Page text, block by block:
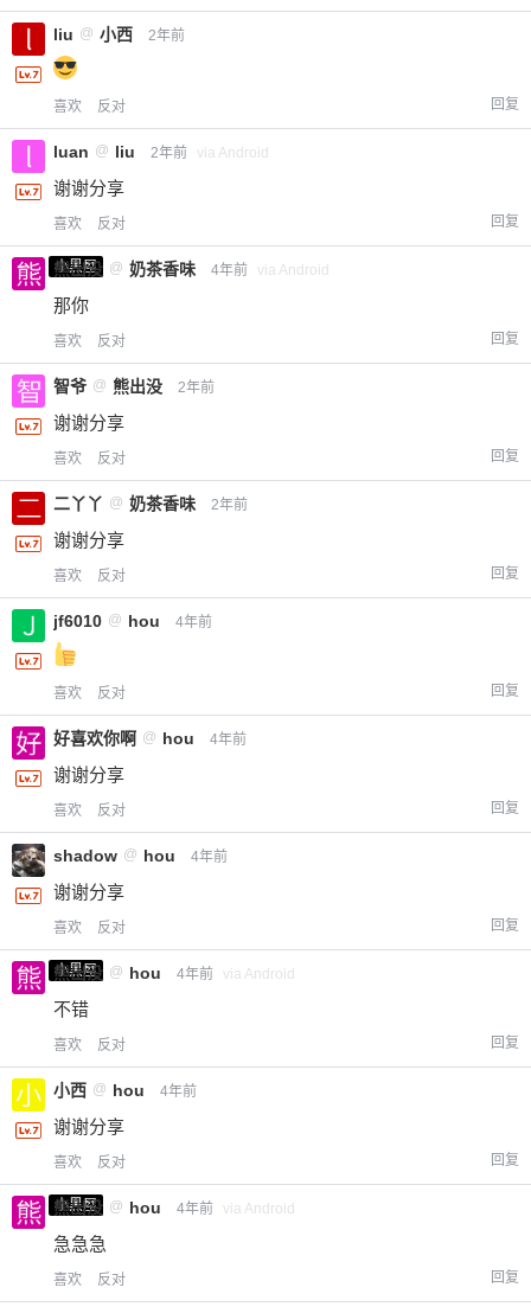
2 元 5 元 10 元
liu @ 小西 2年前
喜欢 反对 回复
luan @ liu 2年前 via Android
谢谢分享
喜欢 反对 回复
小黑屋
熊出没 @ 奶茶香味 4年前 via Android
那你
喜欢 反对 回复
智爷 @ 熊出没 2年前
谢谢分享
喜欢 反对 回复
二丫丫 @ 奶茶香味 2年前
谢谢分享
喜欢 反对 回复
jf6010 @ hou 4年前
喜欢 反对 回复
好喜欢你啊 @ hou 4年前
谢谢分享
喜欢 反对 回复
shadow @ hou 4年前
谢谢分享
喜欢 反对 回复
小黑屋
熊出没 @ hou 4年前 via Android
不错
喜欢 反对 回复
小西 @ hou 4年前
谢谢分享
喜欢 反对 回复
小黑屋
熊出没 @ hou 4年前 via Android
急急急
喜欢 反对 回复